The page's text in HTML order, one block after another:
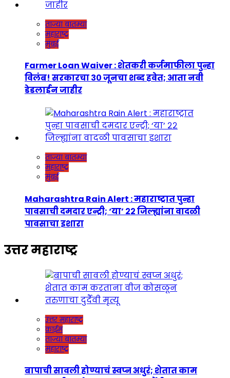
ताज्या बातम्या
महाराष्ट्र
मुंबई
Farmer Loan Waiver : शेतकरी कर्जमाफीला पुन्हा
विलंब! सरकारचा ३० जूनचा शब्द हवेत; आता नवी
डेडलाईन जाहीर
ताज्या बातम्या
महाराष्ट्र
मुंबई
Maharashtra Rain Alert : महाराष्ट्रात पुन्हा
पावसाची दमदार एन्ट्री; ‘या’ २२ जिल्ह्यांना वादळी
पावसाचा इशारा
उत्तर महाराष्ट्र
उत्तर महाराष्ट्र
क्राईम
ताज्या बातम्या
महाराष्ट्र
बापाची सावली होण्याचं स्वप्न अधुरं; शेतात काम